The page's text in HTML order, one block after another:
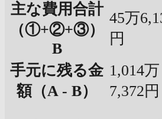
主な費用合計
（①+②+③）
B
45万
円
手元に残る金
額（A - B）
1,014万
7,372円